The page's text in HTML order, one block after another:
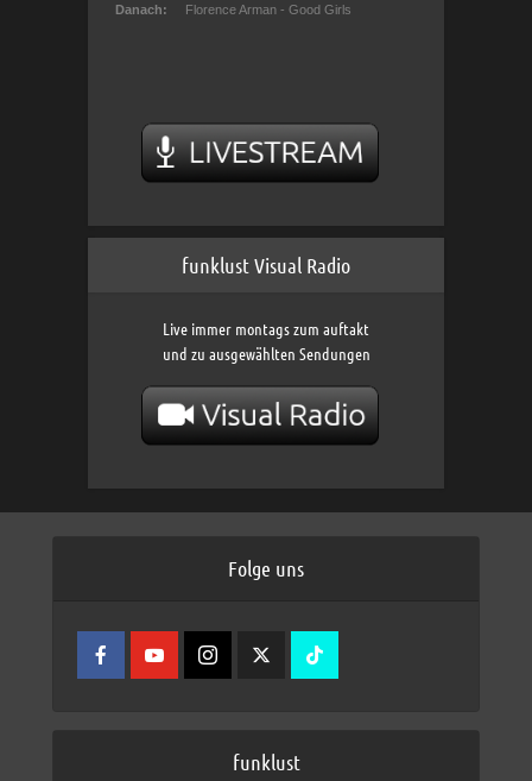
funklust Visual Radio
Live immer montags zum auftakt
und zu ausgewählten Sendungen
Folge uns
funklust